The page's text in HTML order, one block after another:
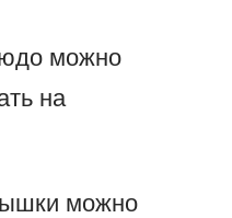
можно
на
можно